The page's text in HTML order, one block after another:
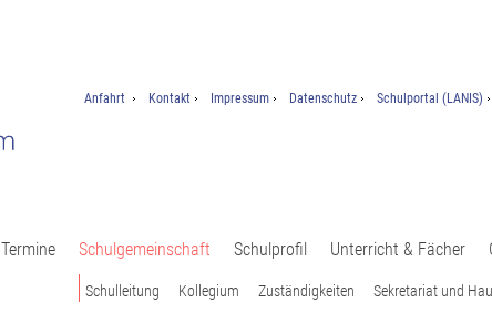
Anfahrt Kontakt Impressum Datenschutz Schulportal (LANIS)
Termine Schulgemeinschaft
Schulleitung Kollegium Zuständigkeiten Sekretariat und
Schulprofil Unterricht & Fächer